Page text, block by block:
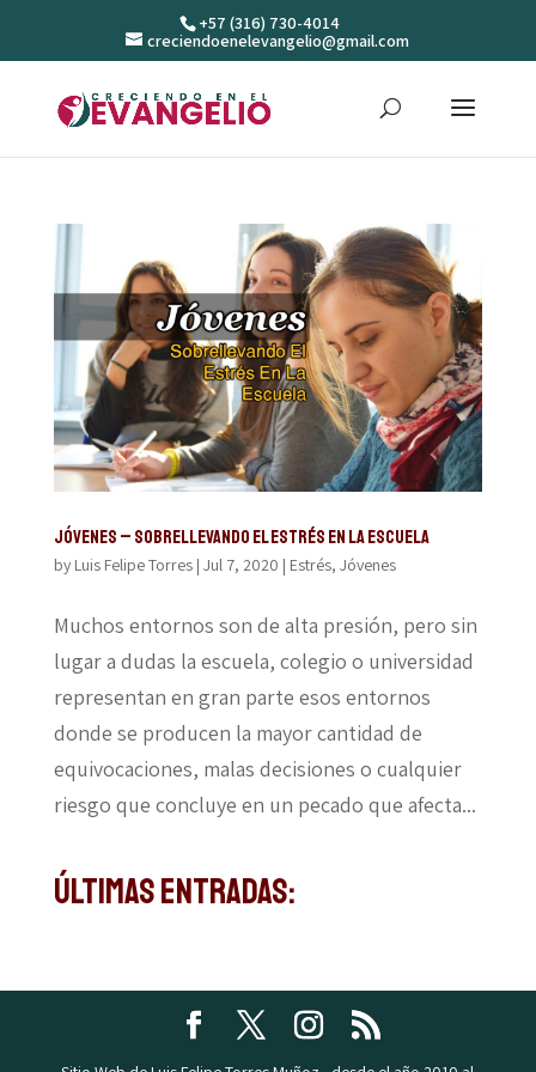
+57 (316) 730-4014
creciendoenelevangelio@gmail.com
JÓVENES – Sobrellevando el estrés en la escuela
by Luis Felipe Torres| Jul 7, 2020 | Estrés, Jóvenes
Muchos entornos son de alta presión, pero sin
lugar a dudas la escuela, colegio o universidad
representan en gran parte esos entornos
donde se producen la mayor cantidad de
equivocaciones, malas decisiones o cualquier
riesgo que concluye en un pecado que afecta...
Últimas Entradas: